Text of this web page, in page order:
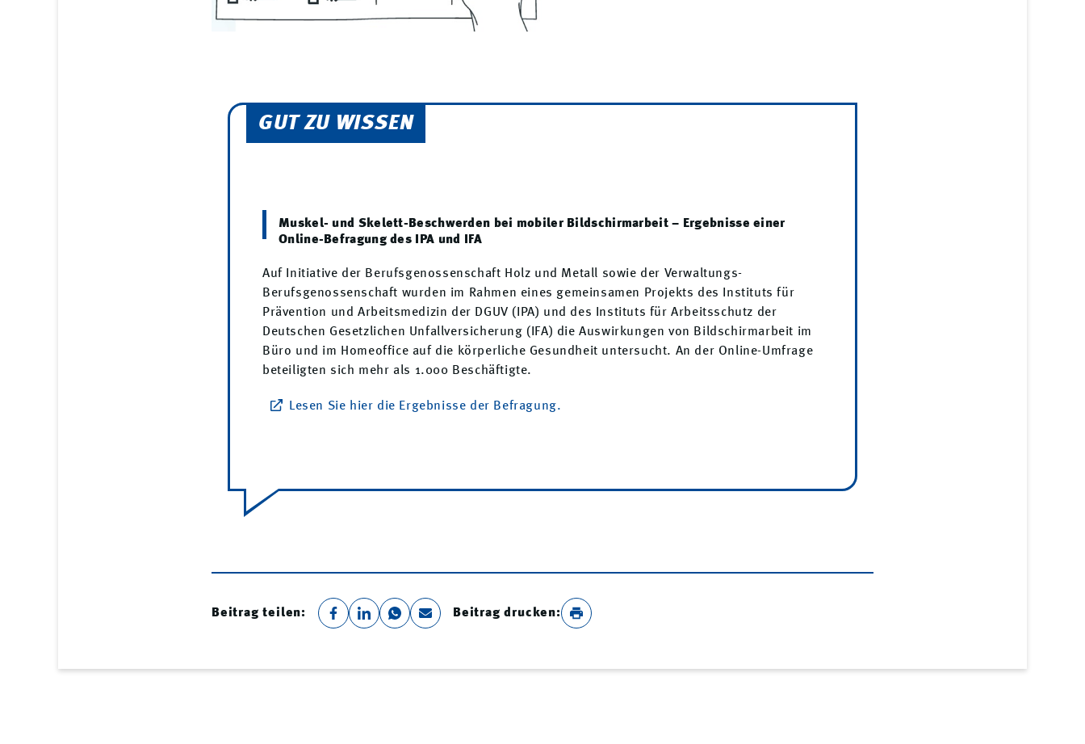
GUT ZU WISSEN
Muskel- und Skelett-Beschwerden bei mobiler Bildschirmarbeit – Ergebnisse einer
Online-Befragung des IPA und IFA
Auf Initiative der Berufsgenossenschaft Holz und Metall sowie der Verwaltungs-
Berufsgenossenschaft wurden im Rahmen eines gemeinsamen Projekts des Instituts für
Prävention und Arbeitsmedizin der DGUV (IPA) und des Instituts für Arbeitsschutz der
Deutschen Gesetzlichen Unfallversicherung (IFA) die Auswirkungen von Bildschirmarbeit im
Büro und im Homeoffice auf die körperliche Gesundheit untersucht. An der Online-Umfrage
beteiligten sich mehr als 1.000 Beschäftigte.
Lesen Sie hier die Ergebnisse der Befragung.
Beitrag teilen: Beitrag drucken: